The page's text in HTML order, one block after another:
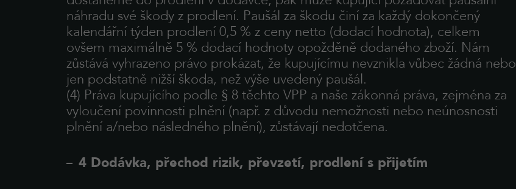
náhradu své škody z prodlení. Paušál za škodu činí za každý dokončený
kalendářní týden prodlení 0,5 % z ceny netto (dodací hodnota), celkem
ovšem maximálně 5 % dodací hodnoty opožděně dodaného zboží. Nám
zůstává vyhrazeno právo prokázat, že kupujícímu nevznikla vůbec žádná nebo
jen podstatně nižší škoda, než výše uvedený paušál.
(4) Práva kupujícího podle § 8 těchto VPP a naše zákonná práva, zejména za
vyloučení povinnosti plnění (např. z důvodu nemožnosti nebo neúnosnosti
plnění a/nebo následného plnění), zůstávají nedotčena.
4 Dodávka, přechod rizik, převzetí, prodlení s přijetím